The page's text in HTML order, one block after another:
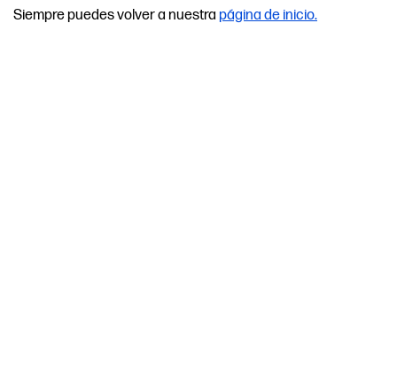
Siempre puedes volver a nuestra página de inicio.